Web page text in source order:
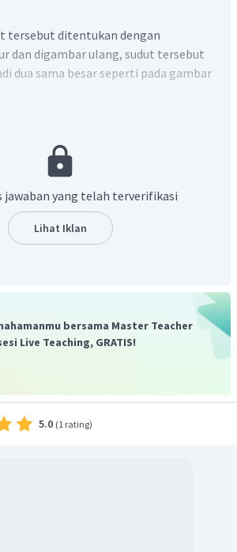
tersebut ditentukan dengan
dan digambar ulang, sudut tersebut
dua sama besar seperti pada gambar
jawaban yang telah terverifikasi
Lihat Iklan
bersama Master Teacher
Live Teaching, GRATIS!
5.0 (1 rating)